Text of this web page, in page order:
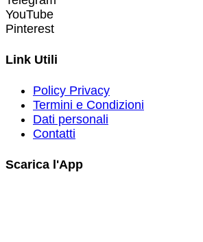
YouTube
Pinterest
Link Utili
Policy Privacy
Termini e Condizioni
Dati personali
Contatti
Scarica l'App